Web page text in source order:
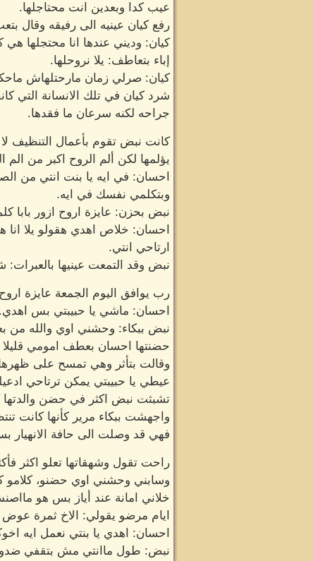
عيب كدا وبعدين انت محتاجلها.
رفع كيان عينيه الى رفيقه وقال
كيان: وديني عندها انا محتجلها هي
إباء بتعاطف: يلا نروحلها.
كيان: صرلي زمان مارحتلهاش
شرد كيان في تلك الانسانة التي
جراحه لكنه سرعان ما فقدها.
كانت نبض تقوم بأعمال التنظيف
يؤلمها لكن ألم الروح اكبر من الم
احسان: في ايه يا بنت انتي من
وبتكلمي نفسك في ايه.
نبض بحزن: عايزة اروح ازور بابا
احسان: خلاص اهدي هقولو يلا
ارتاحي انتي.
نبض وقد التمعت عينيها بالعبرات:
رب يوافق اليوم الجمعة عايزة
احسان: ماشي يا حبيبتي بس اهدي.
نبض ببكاء: وحشني اوي والله من
حضنتها احسان بعطف امومي قليلا
وقالت بتأثر وهي تمسح على
عيطي يا حبيبتي يمكن ترتاحي
تشبثت نبض اكثر في حضن
واجهشت ببكاء مرير كأنها كانت
فهي قد وصلت الى حافة الانهيار
راحت تقول وشهقاتها تعلو اكثر
وسابني وحشني اوي حضنو، كلامو
خلاني امانة عند أياز بس هو
ايام مرضو يقولي: الاخ ثمرة عوض
احسان: اهدي يا بنتي نعمل ايه
نبض: طول ماانتي مش بتقفي ضدو